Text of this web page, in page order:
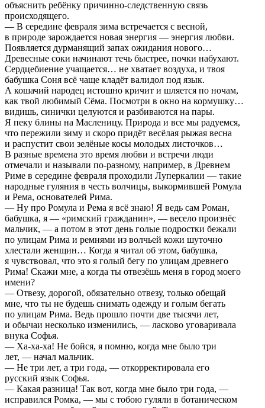
объяснить ребёнку причинно-следственную связь
происходящего.
— В середине февраля зима встречается с весной,
в природе зарождается новая энергия — энергия любви.
Появляется дурманящий запах ожидания нового…
Древесные соки начинают течь быстрее, почки набухают.
Сердцебиение учащается… не хватает воздуха, и твоя
бабушка Соня всё чаще кладёт валидол под язык.
А кошачий народец истошно кричит и шляется по ночам,
как твой любимый Сёма. Посмотри в окно на кормушку…
видишь, синички целуются и разбиваются на пары.
Я пеку блины на Масленицу. Природа и все мы радуемся,
что пережили зиму и скоро придёт весёлая рыжая весна
и распустит свои зелёные косы молодых листочков…
В разные времена это время любви и встречи люди
отмечали и называли по-разному, например, в Древнем
Риме в середине февраля проходили Луперкалии — такие
народные гуляния в честь волчицы, выкормившей Ромула
и Рема, основателей Рима.
— Ну про Ромула и Рема я всё знаю! Я ведь сам Роман,
бабушка, я — «римский гражданин», — весело произнёс
мальчик, — а потом в этот день голые подростки бежали
по улицам Рима и ремнями из волчьей кожи шуточно
хлестали женщин… Когда я читал об этом, бабушка,
я чувствовал, что это я голый бегу по улицам древнего
Рима! Скажи мне, а когда ты отвезёшь меня в город моего
имени?
— Отвезу, дорогой, обязательно отвезу, только обещай
мне, что ты не будешь снимать одежду и голым бегать
по улицам Рима. Ведь прошло почти две тысячи лет,
и обычаи несколько изменились, — ласково уговаривала
внука Софья.
— Ха-ха-ха! Не бойся, я помню, когда мне было три
лет, — начал мальчик.
— Не три лет, а три года, — откорректировала его
русский язык Софья.
— Какая разница! Так вот, когда мне было три года, —
исправился Ромка, — мы с тобою гуляли в ботаническом